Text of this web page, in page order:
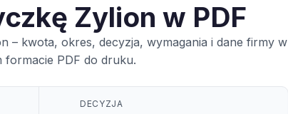
Zylion w PDF
– kwota, okres, decyzja, wymagania i dane firmy w
formacie PDF do druku.
DECYZJA